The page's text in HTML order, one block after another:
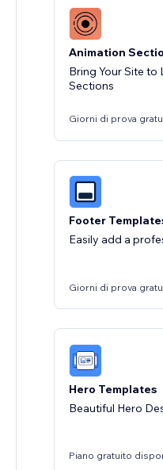
Animation
Bring Your Site
Sections
Giorni di prova
Footer
Easily add a
Giorni di prova
Hero Templates
Beautiful Hero
Piano gratuito